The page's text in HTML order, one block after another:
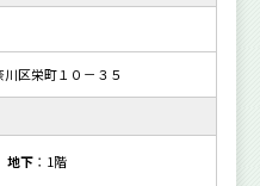
区栄町１０－３５
地下：1階